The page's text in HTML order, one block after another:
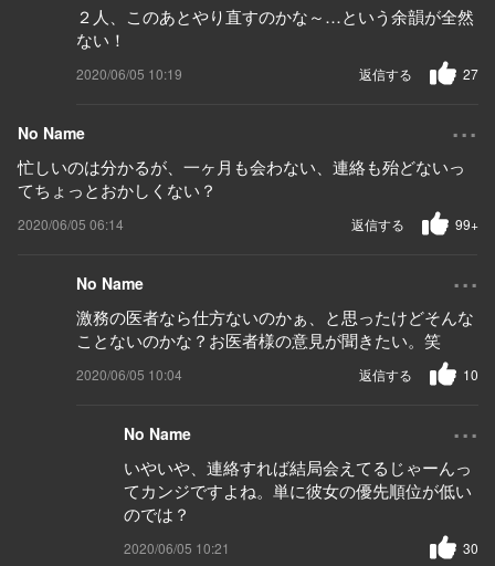
２人、このあとやり直すのかな～…という余韻が全然
ない！
2020/06/05 10:19 27
返信する
No Name ...
忙しいのは分かるが、一ヶ月も会わない、連絡も殆どないっ
てちょっとおかしくない？
2020/06/05 06:14 99+
返信する
No Name ...
激務の医者なら仕方ないのかぁ、と思ったけどそんな
ことないのかな？お医者様の意見が聞きたい。笑
2020/06/05 10:04 10
返信する
No Name ...
いやいや、連絡すれば結局会えてるじゃーんっ
てカンジですよね。単に彼女の優先順位が低い
のでは？
2020/06/05 10:21 30